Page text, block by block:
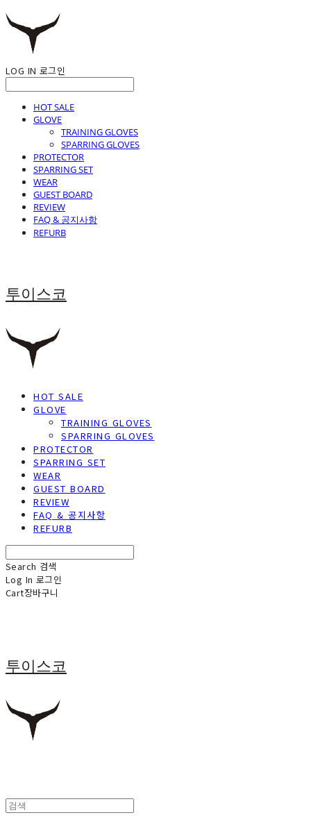
LOG IN 로그인
HOT SALE
GLOVE
TRAINING GLOVES
SPARRING GLOVES
PROTECTOR
SPARRING SET
WEAR
GUEST BOARD
REVIEW
FAQ & 공지사항
REFURB
투이스코
HOT SALE
GLOVE
TRAINING GLOVES
SPARRING GLOVES
PROTECTOR
SPARRING SET
WEAR
GUEST BOARD
REVIEW
FAQ & 공지사항
REFURB
Search 검색
Log In 로그인
Cart장바구니
투이스코